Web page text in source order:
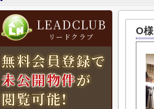
O様
LEADCLUB
リードクラブ
無料会員登録で
未公開物件が
閲覧可能!